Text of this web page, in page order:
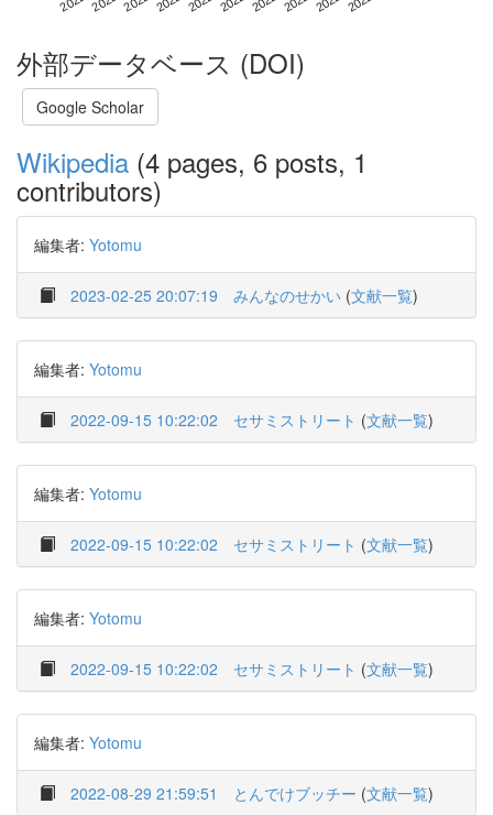
外部データベース (DOI)
Google Scholar
Wikipedia (4 pages, 6 posts, 1
contributors)
編集者: Yotomu
2023-02-25 20:07:19 みんなのせかい (文献一覧)
編集者: Yotomu
2022-09-15 10:22:02 セサミストリート (文献一覧)
編集者: Yotomu
2022-09-15 10:22:02 セサミストリート (文献一覧)
編集者: Yotomu
2022-09-15 10:22:02 セサミストリート (文献一覧)
編集者: Yotomu
2022-08-29 21:59:51 とんでけブッチー (文献一覧)